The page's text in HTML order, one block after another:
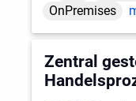
OnPremises
Zentral